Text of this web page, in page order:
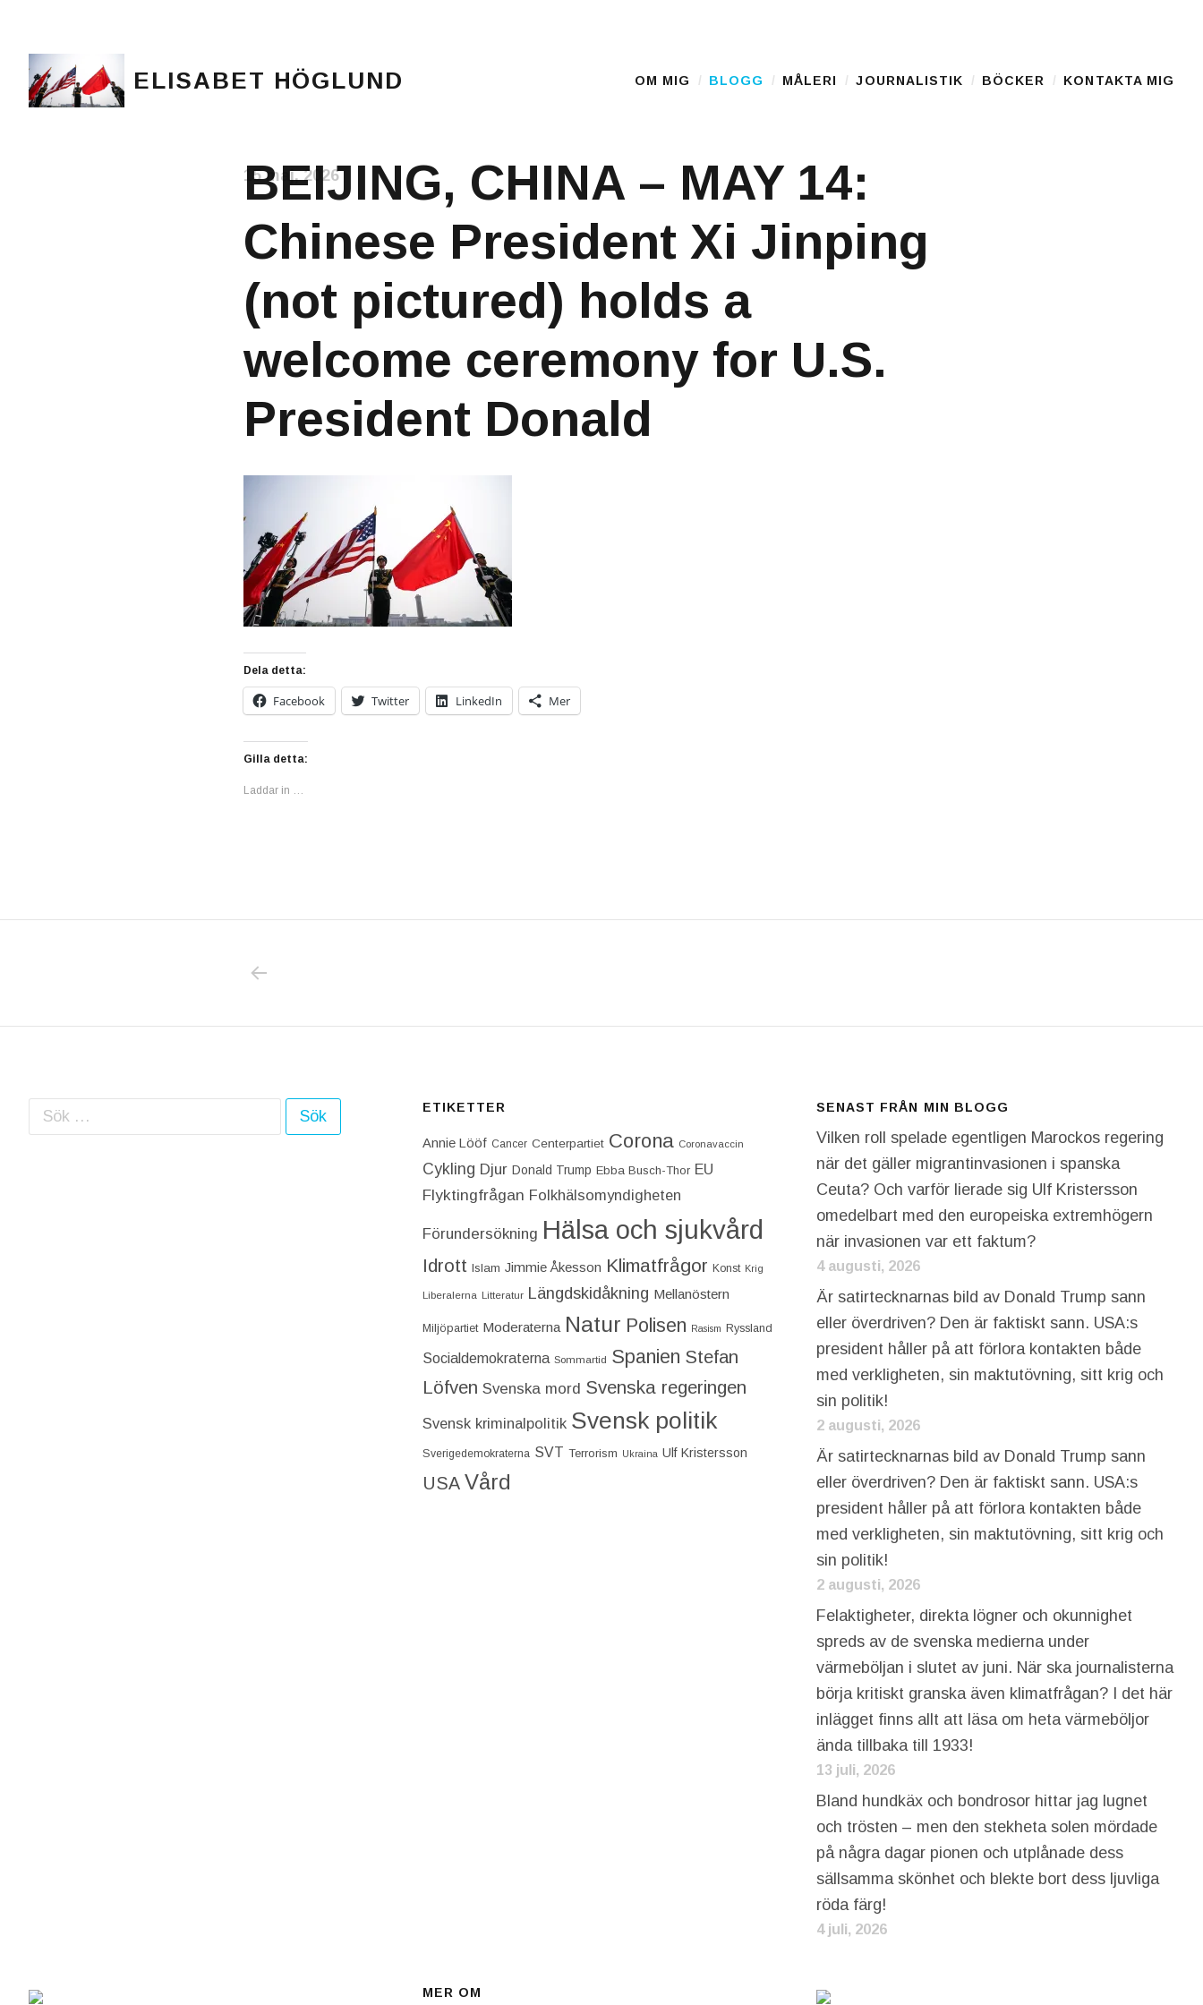
ELISABET HÖGLUND Main Menu
OM MIG BLOGG MÅLERI JOURNALISTIK BÖCKER KONTAKTA MIG
BEIJING, CHINA – MAY 14:
Chinese President Xi Jinping
(not pictured) holds a
welcome ceremony for U.S.
President Donald
15 maj, 2026
Dela detta:
Facebook Twitter LinkedIn Mer
Gilla detta:
Laddar in …
Sök efter: ETIKETTER
Annie Lööf Cancer Centerpartiet‎ Corona Coronavaccin
Cykling Djur Donald Trump Ebba Busch-Thor EU
Flyktingfrågan Folkhälsomyndigheten
Förundersökning Hälsa och sjukvård
Idrott Islam Jimmie Åkesson Klimatfrågor Konst Krig
Liberalerna Litteratur Längdskidåkning Mellanöstern
Miljöpartiet Moderaterna Natur Polisen Rasism Ryssland
Socialdemokraterna Sommartid Spanien Stefan
Löfven Svenska mord Svenska regeringen
Svensk kriminalpolitik Svensk politik
Sverigedemokraterna SVT Terrorism Ukraina Ulf Kristersson
USA Vård
SENAST FRÅN MIN BLOGG
Vilken roll spelade egentligen Marockos regering
när det gäller migrantinvasionen i spanska
Ceuta? Och varför lierade sig Ulf Kristersson
omedelbart med den europeiska extremhögern
när invasionen var ett faktum?
4 augusti, 2026
Är satirtecknarnas bild av Donald Trump sann
eller överdriven? Den är faktiskt sann. USA:s
president håller på att förlora kontakten både
med verkligheten, sin maktutövning, sitt krig och
sin politik!
2 augusti, 2026
Är satirtecknarnas bild av Donald Trump sann
eller överdriven? Den är faktiskt sann. USA:s
president håller på att förlora kontakten både
med verkligheten, sin maktutövning, sitt krig och
sin politik!
2 augusti, 2026
Felaktigheter, direkta lögner och okunnighet
spreds av de svenska medierna under
värmeböljan i slutet av juni. När ska journalisterna
börja kritiskt granska även klimatfrågan? I det här
inlägget finns allt att läsa om heta värmeböljor
ända tillbaka till 1933!
13 juli, 2026
Bland hundkäx och bondrosor hittar jag lugnet
och trösten – men den stekheta solen mördade
på några dagar pionen och utplånade dess
sällsamma skönhet och blekte bort dess ljuvliga
röda färg!
4 juli, 2026
MER OM